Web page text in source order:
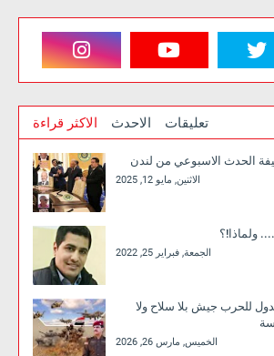
الاكثر قراءة الاحدث تعليقات
الاثنين, مايو 12, 2025
ولماذا!؟
الجمعة, فبراير 25, 2022
للحرب جيش بلا سلاح ولا
الخميس, مارس 26, 2026